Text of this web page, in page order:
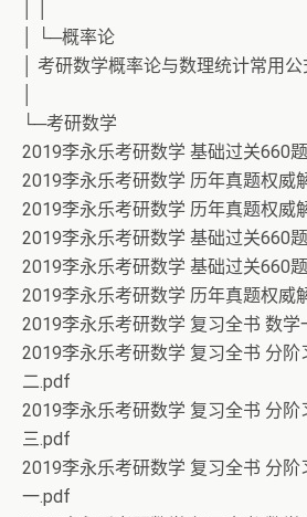
│ └─概率论
│ 考研数学概率论与数理统计常用
└─考研数学
2019李永乐考研数学 基础过关660
2019李永乐考研数学 历年真题权威
2019李永乐考研数学 历年真题权威
2019李永乐考研数学 基础过关660
2019李永乐考研数学 基础过关660
2019李永乐考研数学 历年真题权威
2019李永乐考研数学 复习全书 数学
2019李永乐考研数学 复习全书 分阶
二.pdf
2019李永乐考研数学 复习全书 分阶
三.pdf
2019李永乐考研数学 复习全书 分阶
一.pdf